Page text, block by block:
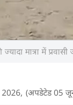
मात्रा में
(अपडेटेड 05